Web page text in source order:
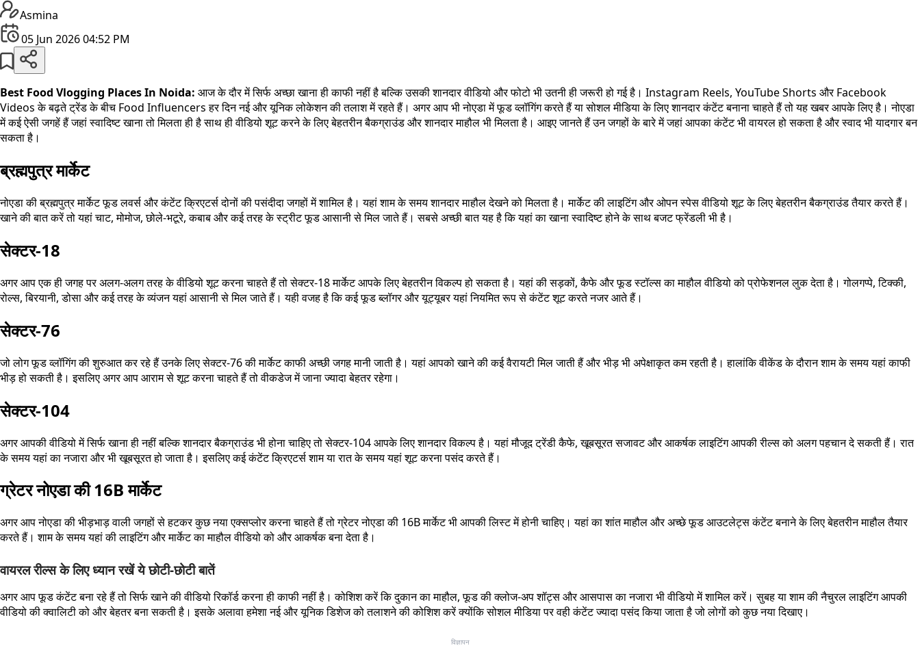
Asmina
05 Jun 2026 04:52 PM
Best Food Vlogging Places In Noida: आज के दौर में सिर्फ अच्छा खाना ही काफी नहीं है बल्कि उसकी शानदार वीडियो और फोटो भी उतनी ही जरूरी हो गई है। Instagram Reels, YouTube Shorts और Facebook
Videos के बढ़ते ट्रेंड के बीच Food Influencers हर दिन नई और यूनिक लोकेशन की तलाश में रहते हैं। अगर आप भी नोएडा में फूड व्लॉगिंग करते हैं या सोशल मीडिया के लिए शानदार कंटेंट बनाना चाहते हैं तो यह खबर आपके लिए है। नोएडा
में कई ऐसी जगहें हैं जहां स्वादिष्ट खाना तो मिलता ही है साथ ही वीडियो शूट करने के लिए बेहतरीन बैकग्राउंड और शानदार माहौल भी मिलता है। आइए जानते हैं उन जगहों के बारे में जहां आपका कंटेंट भी वायरल हो सकता है और स्वाद भी यादगार बन
सकता है।
ब्रह्मपुत्र मार्केट
नोएडा की ब्रह्मपुत्र मार्केट फूड लवर्स और कंटेंट क्रिएटर्स दोनों की पसंदीदा जगहों में शामिल है। यहां शाम के समय शानदार माहौल देखने को मिलता है। मार्केट की लाइटिंग और ओपन स्पेस वीडियो शूट के लिए बेहतरीन बैकग्राउंड तैयार करते हैं।
खाने की बात करें तो यहां चाट, मोमोज, छोले-भटूरे, कबाब और कई तरह के स्ट्रीट फूड आसानी से मिल जाते हैं। सबसे अच्छी बात यह है कि यहां का खाना स्वादिष्ट होने के साथ बजट फ्रेंडली भी है।
सेक्टर-18
अगर आप एक ही जगह पर अलग-अलग तरह के वीडियो शूट करना चाहते हैं तो सेक्टर-18 मार्केट आपके लिए बेहतरीन विकल्प हो सकता है। यहां की सड़कों, कैफे और फूड स्टॉल्स का माहौल वीडियो को प्रोफेशनल लुक देता है। गोलगप्पे, टिक्की,
रोल्स, बिरयानी, डोसा और कई तरह के व्यंजन यहां आसानी से मिल जाते हैं। यही वजह है कि कई फूड ब्लॉगर और यूट्यूबर यहां नियमित रूप से कंटेंट शूट करते नजर आते हैं।
सेक्टर-76
जो लोग फूड व्लॉगिंग की शुरुआत कर रहे हैं उनके लिए सेक्टर-76 की मार्केट काफी अच्छी जगह मानी जाती है। यहां आपको खाने की कई वैरायटी मिल जाती हैं और भीड़ भी अपेक्षाकृत कम रहती है। हालांकि वीकेंड के दौरान शाम के समय यहां काफी
भीड़ हो सकती है। इसलिए अगर आप आराम से शूट करना चाहते हैं तो वीकडेज में जाना ज्यादा बेहतर रहेगा।
सेक्टर-104
अगर आपकी वीडियो में सिर्फ खाना ही नहीं बल्कि शानदार बैकग्राउंड भी होना चाहिए तो सेक्टर-104 आपके लिए शानदार विकल्प है। यहां मौजूद ट्रेंडी कैफे, खूबसूरत सजावट और आकर्षक लाइटिंग आपकी रील्स को अलग पहचान दे सकती हैं। रात
के समय यहां का नजारा और भी खूबसूरत हो जाता है। इसलिए कई कंटेंट क्रिएटर्स शाम या रात के समय यहां शूट करना पसंद करते हैं।
ग्रेटर नोएडा की 16B मार्केट
अगर आप नोएडा की भीड़भाड़ वाली जगहों से हटकर कुछ नया एक्सप्लोर करना चाहते हैं तो ग्रेटर नोएडा की 16B मार्केट भी आपकी लिस्ट में होनी चाहिए। यहां का शांत माहौल और अच्छे फूड आउटलेट्स कंटेंट बनाने के लिए बेहतरीन माहौल तैयार
करते हैं। शाम के समय यहां की लाइटिंग और मार्केट का माहौल वीडियो को और आकर्षक बना देता है।
वायरल रील्स के लिए ध्यान रखें ये छोटी-छोटी बातें
अगर आप फूड कंटेंट बना रहे हैं तो सिर्फ खाने की वीडियो रिकॉर्ड करना ही काफी नहीं है। कोशिश करें कि दुकान का माहौल, फूड की क्लोज-अप शॉट्स और आसपास का नजारा भी वीडियो में शामिल करें। सुबह या शाम की नैचुरल लाइटिंग आपकी
वीडियो की क्वालिटी को और बेहतर बना सकती है। इसके अलावा हमेशा नई और यूनिक डिशेज को तलाशने की कोशिश करें क्योंकि सोशल मीडिया पर वही कंटेंट ज्यादा पसंद किया जाता है जो लोगों को कुछ नया दिखाए।
विज्ञापन